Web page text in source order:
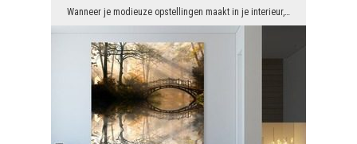
Wanneer je modieuze opstellingen maakt in je interieur, merk je vaak dat er een beetje verveling ...